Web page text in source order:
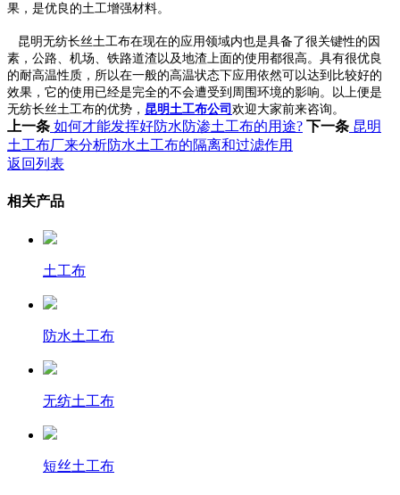
果，是优良的土工增强材料。
昆明无纺长丝土工布在现在的应用领域内也是具备了很关键性的因
素，公路、机场、铁路道渣以及地渣上面的使用都很高。具有很优良
的耐高温性质，所以在一般的高温状态下应用依然可以达到比较好的
效果，它的使用已经是完全的不会遭受到周围环境的影响。以上便是
无纺长丝土工布的优势， 昆明土工布公司 欢迎大家前来咨询。
上一条 如何才能发挥好防水防渗土工布的用途? 下一条 昆明
土工布厂来分析防水土工布的隔离和过滤作用
返回列表
相关产品
土工布
防水土工布
无纺土工布
短丝土工布